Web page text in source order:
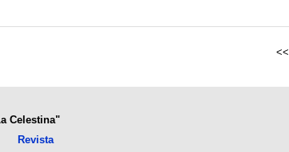
<<
Celestina"
Revista